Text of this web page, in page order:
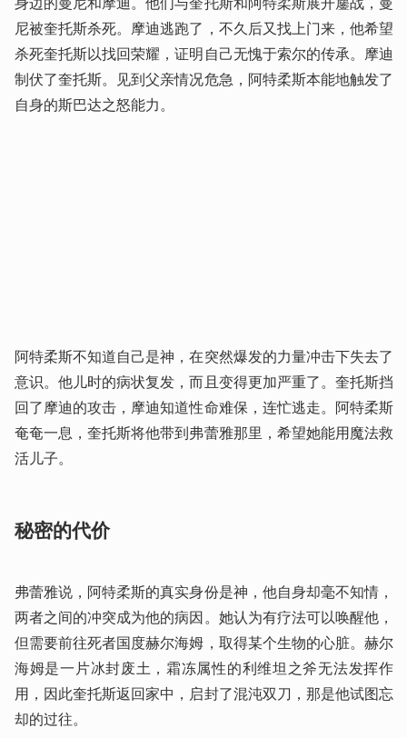
尼被奎托斯杀死。摩迪逃跑了，不久后又找上门来，他希望
杀死奎托斯以找回荣耀，证明自己无愧于索尔的传承。摩迪
制伏了奎托斯。见到父亲情况危急，阿特柔斯本能地触发了
自身的斯巴达之怒能力。
阿特柔斯不知道自己是神，在突然爆发的力量冲击下失去了
意识。他儿时的病状复发，而且变得更加严重了。奎托斯挡
回了摩迪的攻击，摩迪知道性命难保，连忙逃走。阿特柔斯
奄奄一息，奎托斯将他带到弗蕾雅那里，希望她能用魔法救
活儿子。
秘密的代价
弗蕾雅说，阿特柔斯的真实身份是神，他自身却毫不知情，
两者之间的冲突成为他的病因。她认为有疗法可以唤醒他，
但需要前往死者国度赫尔海姆，取得某个生物的心脏。赫尔
海姆是一片冰封废土，霜冻属性的利维坦之斧无法发挥作
用，因此奎托斯返回家中，启封了混沌双刀，那是他试图忘
却的过往。